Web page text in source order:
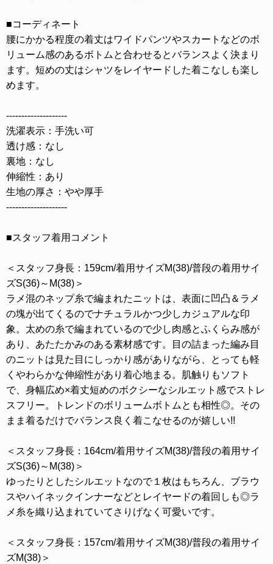
■コーディネート
腰にかかる程度の着丈はワイドパンツやスカートなどのボ
リューム感のあるボトムと合わせるとバランスよく決まり
ます。短めの丈はシャツをレイヤードした着こなしも楽し
めます。
--------------------
洗濯表示：手洗い可
透け感：なし
裏地：なし
伸縮性：あり
生地の厚さ：やや厚手
--------------------
■スタッフ着用コメント
＜スタッフ身長：159cm/着用サイズM(38)/普段の着用サイ
ズS(36)～M(38)＞
ラメ混のネップ糸で編まれたニットは、表面に凹凸＆ラメ
の塊が出てくるのでナチュラルかつ少しカジュアルな印
象。太めの糸で編まれているので少し肉感とふくらみ感が
あり、あたたかみのある素材感です。目の詰まった編み目
のニットは見た目にしっかり感がありながら、とっても軽
くやわらかな伸縮性があり着心地まる。肌触りもソフト
で、身幅広め×着丈短めのボクシーなシルエット感でストレ
スフリー。トレンドのボリュームボトムとも相性◎。その
まま着るだけでバランス良く着こなせるのが嬉しい!!
＜スタッフ身長：164cm/着用サイズM(38)/普段の着用サイ
ズS(36)～M(38)＞
ゆったりとしたシルエットなので１枚はもちろん、ブラウ
スやハイネックインナーなどとレイヤードの着回しも◎ラ
メ糸を織り込まれていてさりげなく可愛いです。
＜スタッフ身長：157cm/着用サイズM(38)/普段の着用サイ
ズM(38)＞